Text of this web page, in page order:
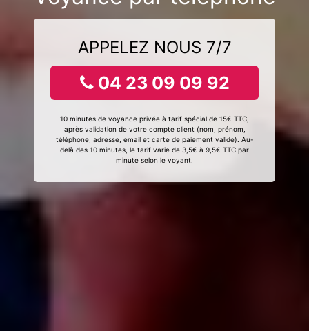
APPELEZ NOUS 7/7
04 23 09 09 92
10 minutes de voyance privée à tarif spécial de 15€ TTC,
après validation de votre compte client (nom, prénom,
téléphone, adresse, email et carte de paiement valide). Au-
delà des 10 minutes, le tarif varie de 3,5€ à 9,5€ TTC par
minute selon le voyant.